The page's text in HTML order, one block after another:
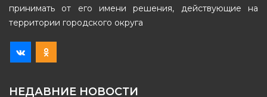
принимать от его имени решения, действующие на
территории городского округа
НЕДАВНИЕ НОВОСТИ